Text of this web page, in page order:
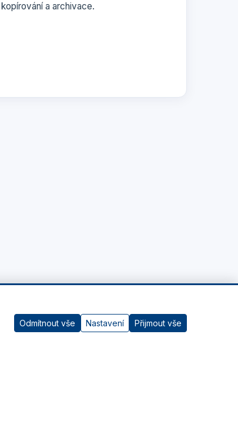
a archivace.
AI asistent
Odmítnout vše Nastavení Přijmout vše